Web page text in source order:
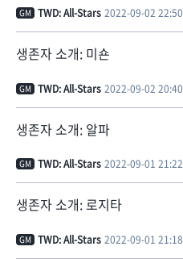
GM TWD: All-Stars 2022-09-02 22:50
생존자 소개: 미숀
GM TWD: All-Stars 2022-09-02 20:40
생존자 소개: 알파
GM TWD: All-Stars 2022-09-01 21:22
생존자 소개: 로지타
GM TWD: All-Stars 2022-09-01 21:18